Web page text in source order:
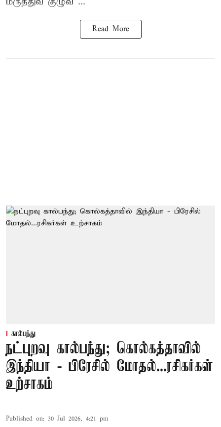
Read More
கால்பந்து
நட்புறவு கால்பந்து; கொல்கத்தாவில்
இந்தியா - பிரேசில் மோதல்...ரசிகர்கள்
உற்சாகம்
Published on: 30 Jul 2026, 4:21 pm